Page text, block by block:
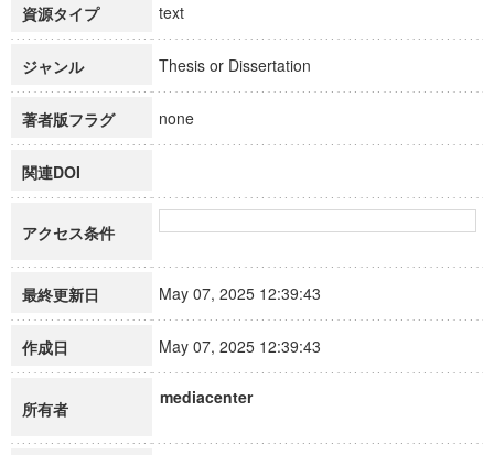
資源タイプ text
ジャンル Thesis or Dissertation
著者版フラグ none
関連DOI
アクセス条件
最終更新日 May 07, 2025 12:39:43
作成日 May 07, 2025 12:39:43
所有者
mediacenter